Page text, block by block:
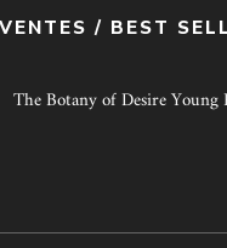
/ BEST
The Botany of Desire Young